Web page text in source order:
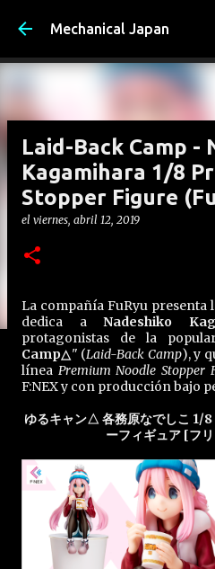
Ir al
Mechanical Japan
Laid-Back Camp -
Kagamihara 1/8
Stopper Figure
el viernes, abril 12, 2019
La compañía FuRyu presenta
dedica a Nadeshiko
protagonistas de la
Camp△" (Laid-Back Camp), y
línea Premium Noodle Stopper
F:NEX y con producción bajo
ゆるキャン△ 各務原なでしこ 1/
ーフィギュア [フ